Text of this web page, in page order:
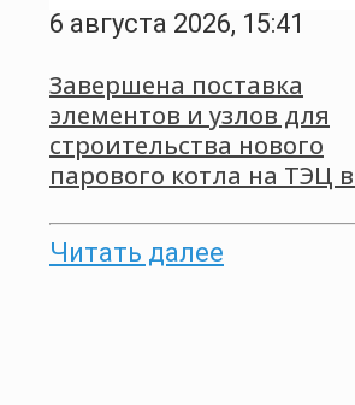
6 августа 2026, 15:41
Завершена поставка
элементов и узлов для
строительства нового
парового котла на ТЭЦ
Читать далее